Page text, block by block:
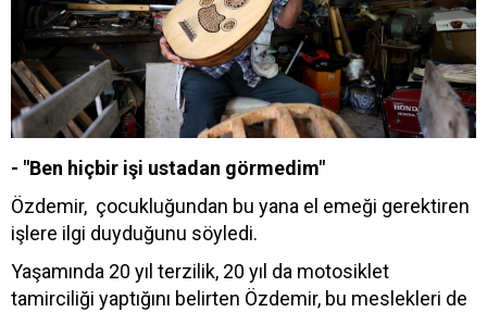
- "Ben hiçbir işi ustadan görmedim"
Özdemir, çocukluğundan bu yana el emeği gerektiren
işlere ilgi duyduğunu söyledi.
Yaşamında 20 yıl terzilik, 20 yıl da motosiklet
tamirciliği yaptığını belirten Özdemir, bu meslekleri de